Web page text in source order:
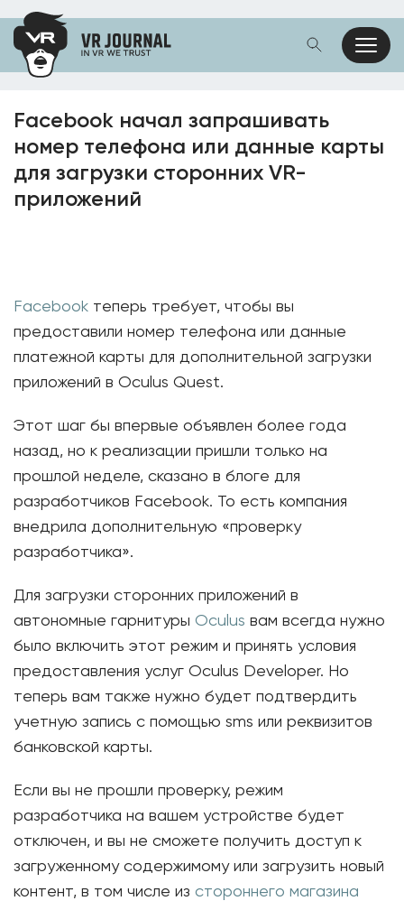
Facebook начал запрашивать
номер телефона или данные карты
для загрузки сторонних VR-
приложений
Facebook теперь требует, чтобы вы
предоставили номер телефона или данные
платежной карты для дополнительной загрузки
приложений в Oculus Quest.
Этот шаг бы впервые объявлен более года
назад, но к реализации пришли только на
прошлой неделе, сказано в блоге для
разработчиков Facebook. То есть компания
внедрила дополнительную «проверку
разработчика».
Для загрузки сторонних приложений в
автономные гарнитуры Oculus вам всегда нужно
было включить этот режим и принять условия
предоставления услуг Oculus Developer. Но
теперь вам также нужно будет подтвердить
учетную запись с помощью sms или реквизитов
банковской карты.
Если вы не прошли проверку, режим
разработчика на вашем устройстве будет
отключен, и вы не сможете получить доступ к
загруженному содержимому или загрузить новый
контент, в том числе из стороннего магазина